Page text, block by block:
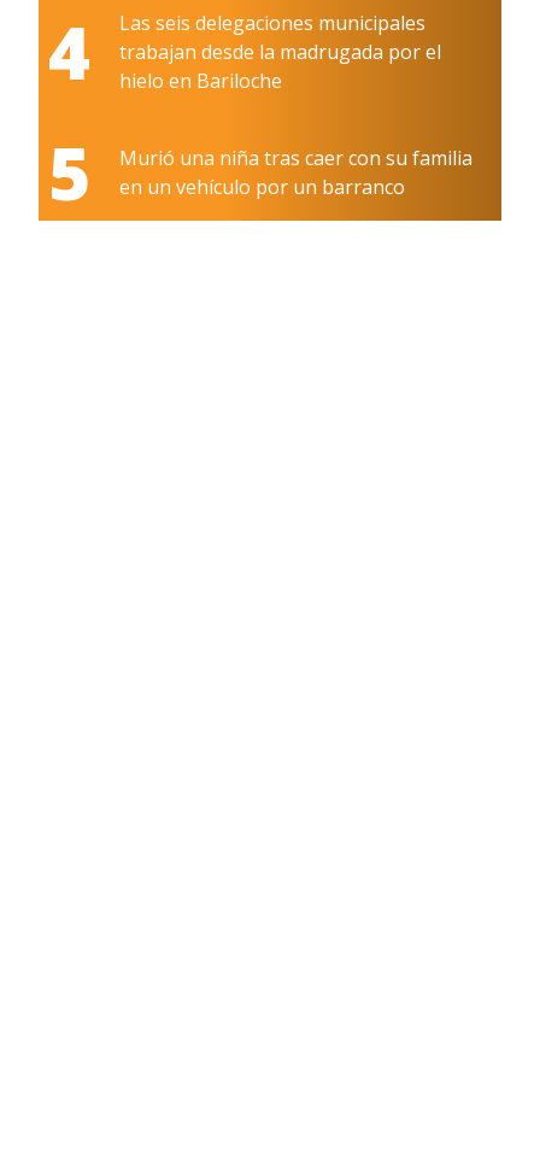
4
Las seis delegaciones municipales
trabajan desde la madrugada por el
hielo en Bariloche
5
Murió una niña tras caer con su familia
en un vehículo por un barranco